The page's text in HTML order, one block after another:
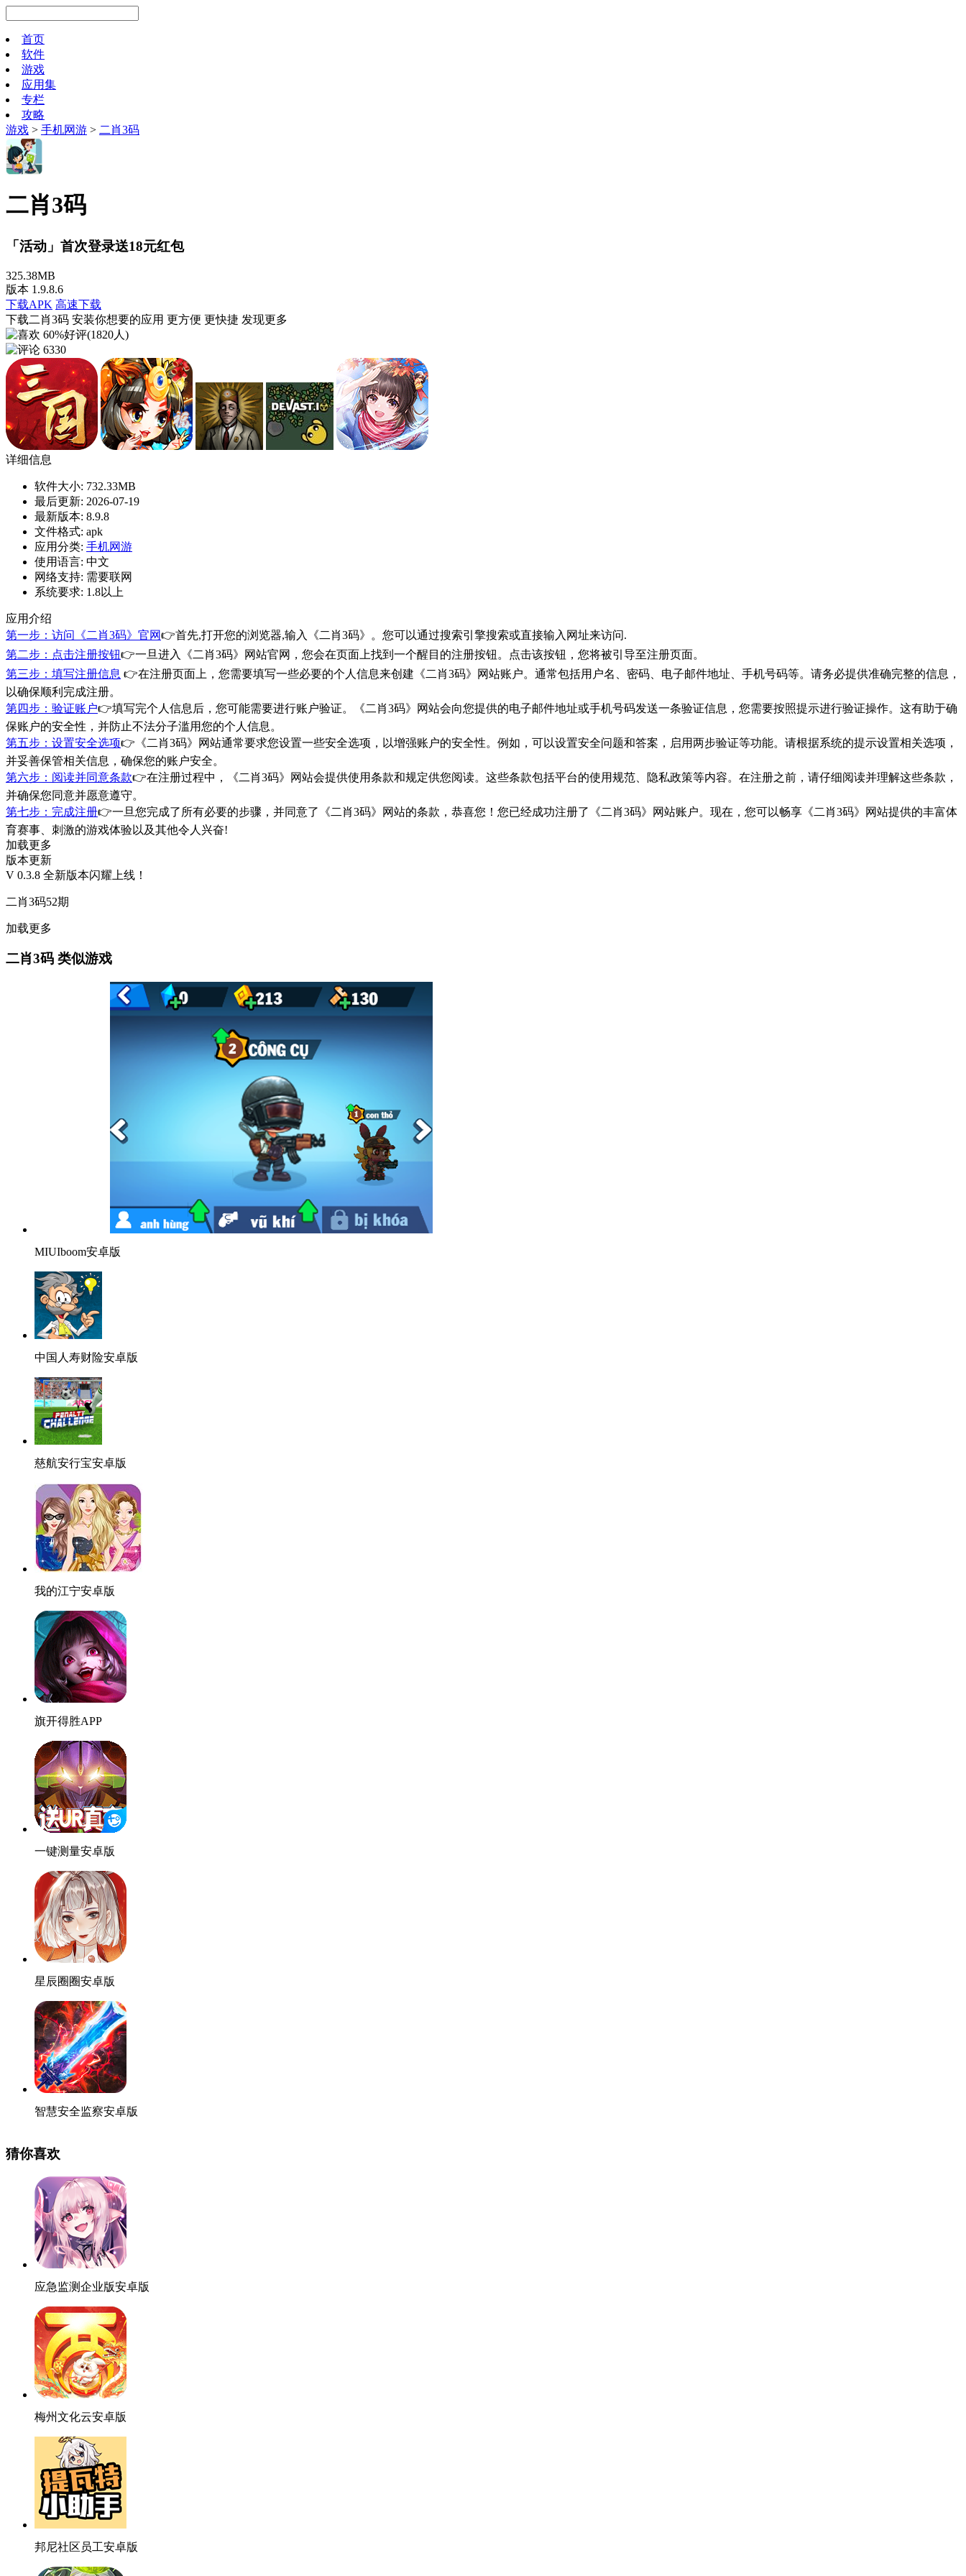
首页
软件
游戏
应用集
专栏
攻略
游戏 > 手机网游 > 二肖3码
二肖3码
「活动」首次登录送18元红包
325.38MB
版本 1.9.8.6
下载APK 高速下载
下载二肖3码 安装你想要的应用 更方便 更快捷 发现更多
60%好评(1820人)
6330
详细信息
软件大小: 732.33MB
最后更新: 2026-07-19
最新版本: 8.9.8
文件格式: apk
应用分类: 手机网游
使用语言: 中文
网络支持: 需要联网
系统要求: 1.8以上
应用介绍
第一步：访问《二肖3码》官网👉首先,打开您的浏览器,输入《二肖3码》。您可以通过搜索引擎搜索或直接输入网址来访问.
第二步：点击注册按钮👉一旦进入《二肖3码》网站官网，您会在页面上找到一个醒目的注册按钮。点击该按钮，您将被引导至注册页面。
第三步：填写注册信息 👉在注册页面上，您需要填写一些必要的个人信息来创建《二肖3码》网站账户。通常包括用户名、密码、电子邮件地址、手机号码等。请务必提供准确完整的信息，
以确保顺利完成注册。
第四步：验证账户👉填写完个人信息后，您可能需要进行账户验证。《二肖3码》网站会向您提供的电子邮件地址或手机号码发送一条验证信息，您需要按照提示进行验证操作。这有助于确
保账户的安全性，并防止不法分子滥用您的个人信息。
第五步：设置安全选项👉《二肖3码》网站通常要求您设置一些安全选项，以增强账户的安全性。例如，可以设置安全问题和答案，启用两步验证等功能。请根据系统的提示设置相关选项，
并妥善保管相关信息，确保您的账户安全。
第六步：阅读并同意条款👉在注册过程中，《二肖3码》网站会提供使用条款和规定供您阅读。这些条款包括平台的使用规范、隐私政策等内容。在注册之前，请仔细阅读并理解这些条款，
并确保您同意并愿意遵守。
第七步：完成注册👉一旦您完成了所有必要的步骤，并同意了《二肖3码》网站的条款，恭喜您！您已经成功注册了《二肖3码》网站账户。现在，您可以畅享《二肖3码》网站提供的丰富体
育赛事、刺激的游戏体验以及其他令人兴奋!
加载更多
版本更新
V 0.3.8 全新版本闪耀上线！
二肖3码52期
加载更多
二肖3码 类似游戏
MIUIboom安卓版
中国人寿财险安卓版
慈航安行宝安卓版
我的江宁安卓版
旗开得胜APP
一键测量安卓版
星辰圈圈安卓版
智慧安全监察安卓版
猜你喜欢
应急监测企业版安卓版
梅州文化云安卓版
邦尼社区员工安卓版